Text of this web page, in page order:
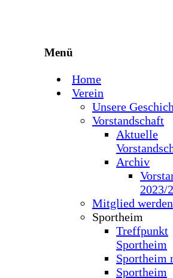
Menü
Home
Verein
Unsere
Vorstandschaft
Aktuelle
Archiv
2023/
Mitglied werden
Sportheim
Treffpunkt
Sportheim
Sportheim
Sportheim